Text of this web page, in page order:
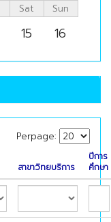
Sat Sun
15 16
Perpage:
สาขาวิทยบริการ
ปีการ
ศึกษา